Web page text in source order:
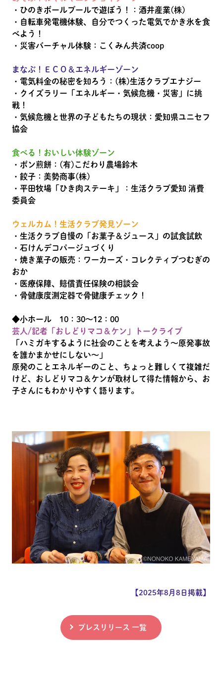
・ひのきボールプールで遊ぼう！：酒井産業(株)
・自転車発電機体験、自分でつくった電気でかき氷を食
べよう！
・災害バーチャル体験：こくみん共済coop
まなぶ！ＥＣＯ＆エネルギーゾーン
・電気料金の秘密を知ろう：(株)生活クラブエナジー
・クイズラリー「エネルギー・気候危機・災害」に挑
戦！
・気候危機と世界の子どもたちの現状：愛知県ユニセフ
協会
食べる！おいしい体験ゾーン
・ポン煎餅：(有)こだわり農場鈴木
・餃子：美勢商事(株)
・平田牧場「ひき肉ステーキ」：生活クラブ愛知 消費
委員会
ウェルカム！生活クラブ発見ゾーン
・生活クラブ自慢の「お菓子＆ジュース」の試食試飲
・石けんデコパージュづくり
・焼き菓子の販売：ワーカーズ・コレクティブつむぎの
おか
・医療保障、賠償責任保険の相談会
・骨健康度測定器で骨健康チェック！
◆小ホール 10：30～12：00
芸人/記者「おしどりマコ＆ケン」トークライブ
「ハミガキするように社会のことを考えよう～原発事故
を誰かまかせにしない～」
原発のことエネルギーのこと、ちょっと難しくて複雑だ
けど、おしどりマコ＆ケンが取材して得た情報から、お
子さんにもわかりやすく語ります。
【2025年8月8日掲載】
プレスリリース 一覧